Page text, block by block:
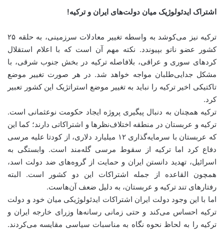
اشتراک ایدئولوژیک میان دولت‌های ایران و ترکیه!
ترکیه نیز می‌کوشد به واسطه تغییر معادلات سرزمینی، به حلقه ۲۵
کشور عضو ناتو بپیوندد. نکته مهم آن است که با اعلام استقلال
کردهای سوری و عراقی، بلافاصله ترکیه در بخش جنوب شرقی، با
مشکل جدایی‌طلبان مواجه خواهد شد. در هر صورت تغییر موضع
تاکتیکی اخیر ترکیه را نباید به تغییر موضع استراتژیک این کشور تعبیر
کرد.
ترکیه همچنان به دنبال پیگیری پروژه ایجاد حکومت نوعثمانی است.
ترکیه و عربستان در منطقه اختلاف‌نظر‌ها و اشتراکاتی دارند؛ کما این
که عربستان با سرمایه‌گذاری ۱۲ میلیارد دلاری، از کودتا علیه مرسی
دفاع کرد اما ترکیه از سقوط مرسی گله‌مند است. وابستگی به
اسرائیل، تهدید دانستن ایران و حمایت از گروه‌های ضد دولت اسد،
همچون القاعده از جمله اشتراکات این دو کشور است. البته
رفتارهای تند ترکیه و عربستان، به دلیل ضعف آن‌هاست.
اما با این وجود دولت ایران اشتراکات ایدئولوژیکی میان خود و دولت
ترکیه احساس می‌کند و حتی زمانی رسانه‌ها وزرای خارجه ایران و
ترکیه را به لحاظ نحوه نگاه به مناسبات سیاسی مقایسه می‌کردند.